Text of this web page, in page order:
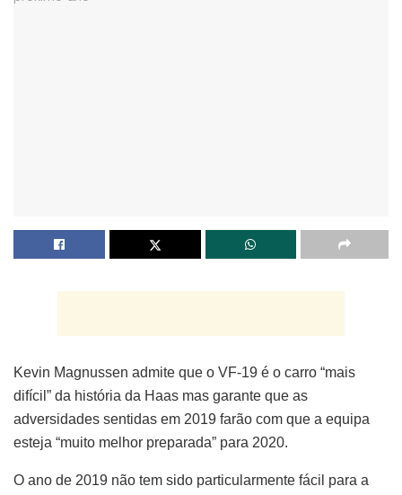
Kevin Magnussen admite que o VF-19 é o carro “mais
difícil” da história da Haas mas garante que as
adversidades sentidas em 2019 farão com que a equipa
esteja “muito melhor preparada” para 2020.
O ano de 2019 não tem sido particularmente fácil para a